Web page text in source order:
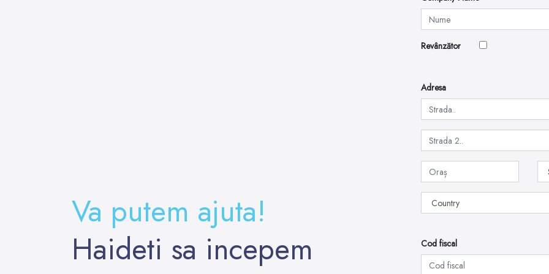
Va putem ajuta!
Haideti sa incepem
Revânzător
Adresa
Cod fiscal